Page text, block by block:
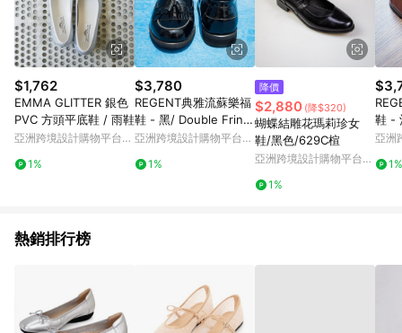
券等)，不具點數回饋資格。詳細請依東森購物ETMall之結帳頁面
顯示為準。 7. LINE購物設有「單一商品最高回饋點數」機制(特
殊活動時開放「回饋無上限」)，以同一訂單中同一商品不論件數
計算，並依訂單成立時間當下LINE購物所設定的回饋機制為準。
8. LINE購物為購物資訊整合性平台，商品資料更新會有時間差，
如顯示之商品規格、顏色、價位、贈品與東森購物ETMall銷售網
頁不符，以銷售網頁標示為準。 9. 若有贈點爭議，請務必於訂單
日期+180天以內至LINE購物客服洽詢；若超過180天(含)以上進
行申訴，恕無法贈點回饋。 10. 部分點數紅包僅限指定商品使
用，或不適用於無回饋商品。各點數紅包之適用商品與使用條件
$1,762
EMMA GLITTER 銀色
PVC 方頭平底鞋 / 雨鞋
亞洲跨境設計購物平台
1%
$3,780
REGENT典雅流蘇樂福
鞋 - 黑/ Double Fring
e Tassel Loafer-Black
亞洲跨境設計購物平台
1%
降價
$2,880 (降$320)
蝴蝶結雕花瑪莉珍女
鞋/黑色/629C楦
亞洲跨境設計購物平台
1%
鞋 -
ge
亞洲
1%
熱銷排行榜